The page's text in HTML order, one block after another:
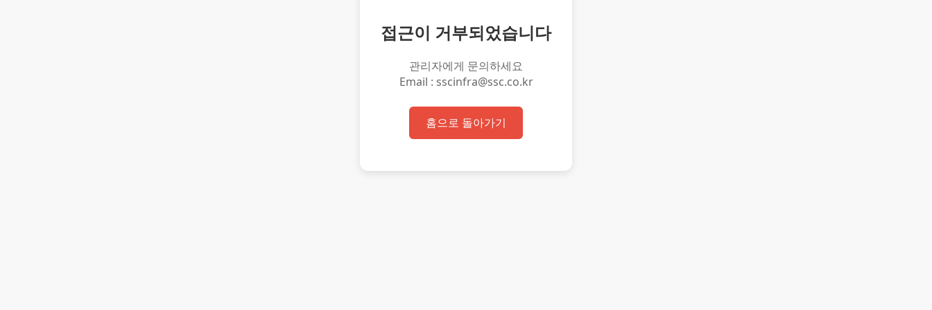
접근이 거부되었습니다
관리자에게 문의하세요
Email : sscinfra@ssc.co.kr
홈으로 돌아가기